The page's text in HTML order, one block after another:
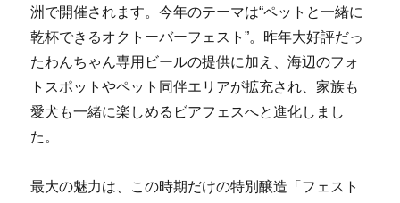
洲で開催されます。今年のテーマは“ペットと一緒に
乾杯できるオクトーバーフェスト”。昨年大好評だっ
たわんちゃん専用ビールの提供に加え、海辺のフォ
トスポットやペット同伴エリアが拡充され、家族も
愛犬も一緒に楽しめるビアフェスへと進化しまし
た。
最大の魅力は、この時期だけの特別醸造「フェスト